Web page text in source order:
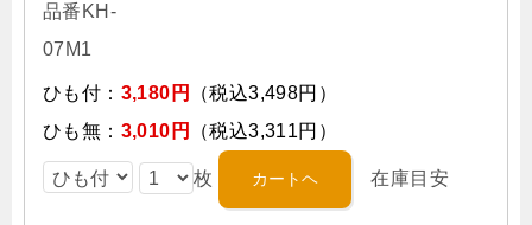
品番KH-
07M1
ひも付： 3,180円
（税込3,498円）
ひも無： 3,010円 （税込3,311円）
枚 在庫目安